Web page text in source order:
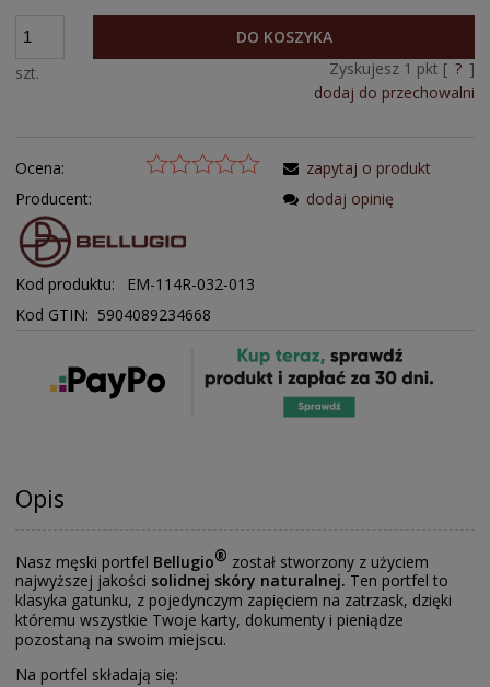
szt.
DO KOSZYKA
Zyskujesz 1 pkt [ ? ]
dodaj do przechowalni
Ocena:
Producent:
Kod produktu:
EM-114R-032-013
Kod GTIN: 5904089234668
zapytaj o produkt
dodaj opinię
Opis
Nasz męski portfel Bellugio® został stworzony z użyciem
najwyższej jakości solidnej skóry naturalnej. Ten portfel to
klasyka gatunku, z pojedynczym zapięciem na zatrzask, dzięki
któremu wszystkie Twoje karty, dokumenty i pieniądze
pozostaną na swoim miejscu.
Na portfel składają się: